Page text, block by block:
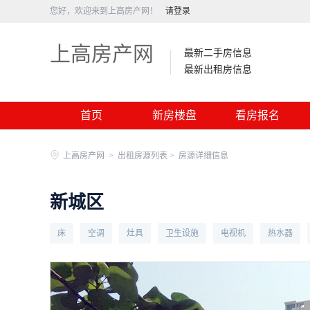
您好，欢迎来到上高房产网！ 请登录
上高房产网
最新二手房信息
最新出租房信息
首页 新房楼盘 看房报名
上高房产网 > 出租房源列表 > 房源详细信息
新城区
床 空调 灶具 卫生设施 电视机 热水器